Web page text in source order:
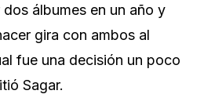
álbumes en un año y
gira con ambos al
fue una decisión un poco
Sagar.